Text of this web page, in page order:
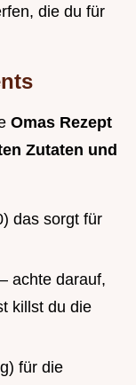
die du für
Omas Rezept
Zutaten und
das sorgt für
achte darauf,
killst du die
für die